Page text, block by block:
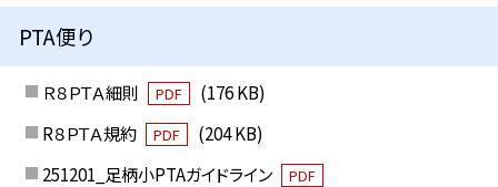
PTA便り
Ｒ８ＰＴＡ細則 PDF
(176 KB)
R８ＰＴＡ規約
PDF
(204 KB)
251201_足柄小PTAガイドライン
PDF